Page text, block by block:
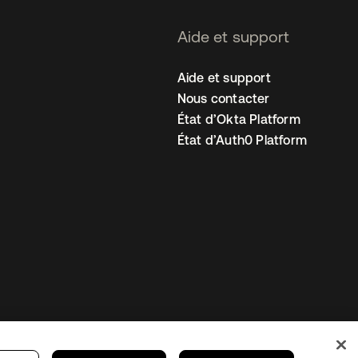
Aide et support
Aide et support
Nous contacter
État d’Okta Platform
État d’Auth0 Platform